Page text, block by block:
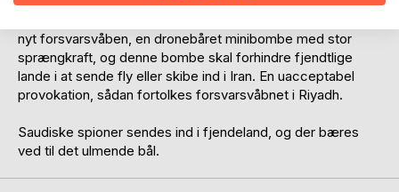
nyt forsvarsvåben, en dronebåret mini­bombe med stor
sprængkraft, og denne bombe skal forhindre fjendtlige
lande i at sende fly eller skibe ind i Iran. En uacceptabel
provokation, sådan fortolkes forsvarsvåbnet i Riyadh.
Saudiske spioner sendes ind i fjende­land, og der bæres
ved til det ulmende bål.